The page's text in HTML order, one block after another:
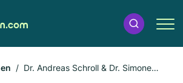
Dr. Andreas Schroll & Dr. Simone